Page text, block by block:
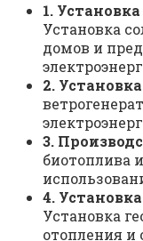
1.
Установка
домов и
2.
3.
биотоплива
4.
Установка
отопления